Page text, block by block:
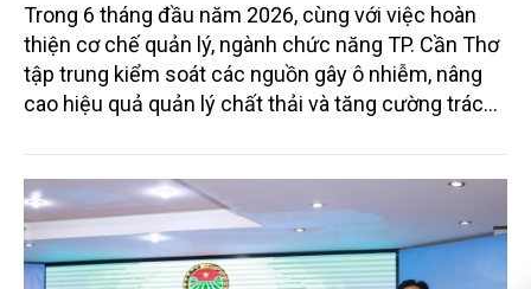
Trong 6 tháng đầu năm 2026, cùng với việc hoàn
thiện cơ chế quản lý, ngành chức năng TP. Cần Thơ
tập trung kiểm soát các nguồn gây ô nhiễm, nâng
cao hiệu quả quản lý chất thải và tăng cường trách
luật về môi trường tạo nền tảng cho mục tiêu phát
triển kinh tế - xã hội bền vững.